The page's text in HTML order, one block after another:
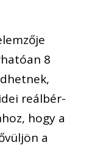
8
reálbér-
hogy a
a